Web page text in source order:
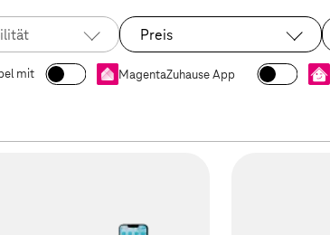
Preis
mit MagentaZuhause App